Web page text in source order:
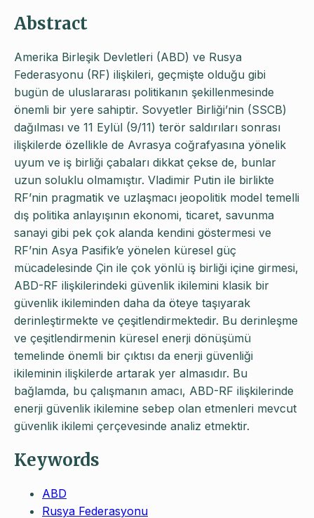
Abstract
Amerika Birleşik Devletleri (ABD) ve Rusya
Federasyonu (RF) ilişkileri, geçmişte olduğu gibi
bugün de uluslararası politikanın şekillenmesinde
önemli bir yere sahiptir. Sovyetler Birliği’nin (SSCB)
dağılması ve 11 Eylül (9/11) terör saldırıları sonrası
ilişkilerde özellikle de Avrasya coğrafyasına yönelik
uyum ve iş birliği çabaları dikkat çekse de, bunlar
uzun soluklu olmamıştır. Vladimir Putin ile birlikte
RF’nin pragmatik ve uzlaşmacı jeopolitik model temelli
dış politika anlayışının ekonomi, ticaret, savunma
sanayi gibi pek çok alanda kendini göstermesi ve
RF’nin Asya Pasifik’e yönelen küresel güç
mücadelesinde Çin ile çok yönlü iş birliği içine girmesi,
ABD-RF ilişkilerindeki güvenlik ikilemini klasik bir
güvenlik ikileminden daha da öteye taşıyarak
derinleştirmekte ve çeşitlendirmektedir. Bu derinleşme
ve çeşitlendirmenin küresel enerji dönüşümü
temelinde önemli bir çıktısı da enerji güvenliği
ikileminin ilişkilerde artarak yer almasıdır. Bu
bağlamda, bu çalışmanın amacı, ABD-RF ilişkilerinde
enerji güvenlik ikilemine sebep olan etmenleri mevcut
güvenlik ikilemi çerçevesinde analiz etmektir.
Keywords
ABD
Rusya Federasyonu